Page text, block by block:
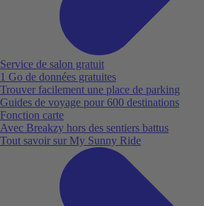
Service de salon gratuit
1 Go de données gratuites
Trouver facilement une place de parking
Guides de voyage pour 600 destinations
Fonction carte
Avec Breakzy hors des sentiers battus
Tout savoir sur My Sunny Ride